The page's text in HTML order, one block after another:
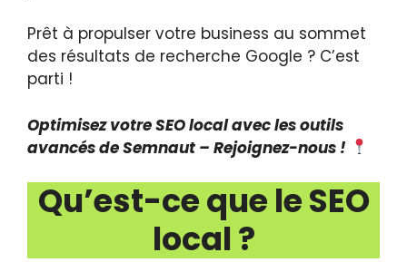
Prêt à propulser votre business au sommet
des résultats de recherche Google ? C’est
parti !
Optimisez votre SEO local avec les outils
avancés de Semnaut – Rejoignez-nous !
Qu’est-ce que le SEO
local ?